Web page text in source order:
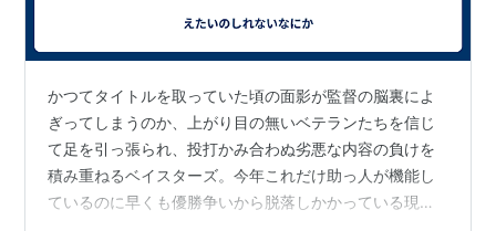
かつてタイトルを取っていた頃の面影が監督の脳裏によ
ぎってしまうのか、上がり目の無いベテランたちを信じ
て足を引っ張られ、投打かみ合わぬ劣悪な内容の負けを
積み重ねるベイスターズ。今年これだけ助っ人が機能し
ているのに早くも優勝争いから脱落しかかっている現状